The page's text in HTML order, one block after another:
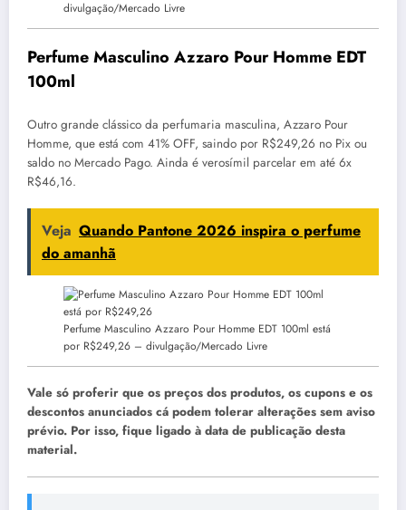
divulgação/Mercado Livre
Perfume Masculino Azzaro Pour Homme EDT
100ml
Outro grande clássico da perfumaria masculina, Azzaro Pour
Homme, que está com 41% OFF, saindo por R$249,26 no Pix ou
saldo no Mercado Pago. Ainda é verosímil parcelar em até 6x
R$46,16.
Veja Quando Pantone 2026 inspira o perfume
do amanhã
Perfume Masculino Azzaro Pour Homme EDT 100ml está
por R$249,26 – divulgação/Mercado Livre
Vale só proferir que os preços dos produtos, os cupons e os
descontos anunciados cá podem tolerar alterações sem aviso
prévio. Por isso, fique ligado à data de publicação desta
material.